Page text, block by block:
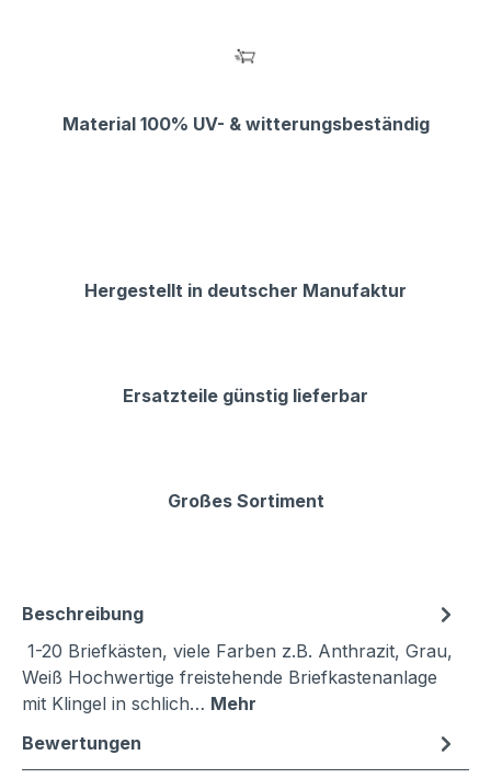
Material 100% UV- & witterungsbeständig
Hergestellt in deutscher Manufaktur
Ersatzteile günstig lieferbar
Großes Sortiment
Beschreibung
1-20 Briefkästen, viele Farben z.B. Anthrazit, Grau,
Weiß Hochwertige freistehende Briefkastenanlage
mit Klingel in schlich… Mehr
Bewertungen